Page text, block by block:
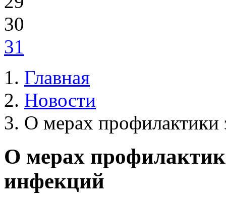
30
31
Главная
Новости
О мерах
О мерах
инфекций